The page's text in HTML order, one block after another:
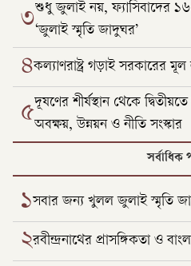
৩শুধু জুলাই নয়, ফ্যাসিবাদের ১৬
‘জুলাই স্মৃতি জাদুঘর’
৪কল্যাণরাষ্ট্র গড়াই সরকারের
৫দূষণের শীর্ষস্থান থেকে
অবক্ষয়, উন্নয়ন ও নীতি সংস্কার
সর্বাধিক
১সবার জন্য খুলল জুলাই স্মৃতি
২রবীন্দ্রনাথের প্রাসঙ্গিকতা ও